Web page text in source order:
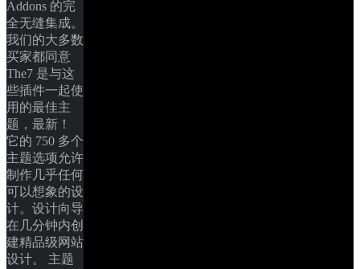
Addons 的完
全无缝集成。
我们的大多数
买家都同意
The7 是与这
些插件一起使
用的最佳主
题，最新！
它的 750 多个
主题选项允许
制作几乎任何
可以想象的设
计。设计向导
在几分钟内创
建精品级网站
设计。 主题